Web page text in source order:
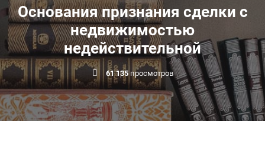
Основания признания сделки с
недвижимостью
недействительной
61 135просмотров